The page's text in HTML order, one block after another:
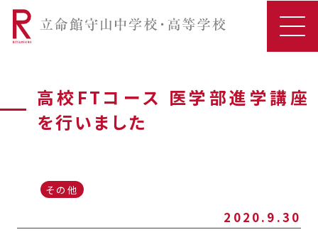
高校FTコース 医学部進学講座
を行いました
その他
2020.9.30